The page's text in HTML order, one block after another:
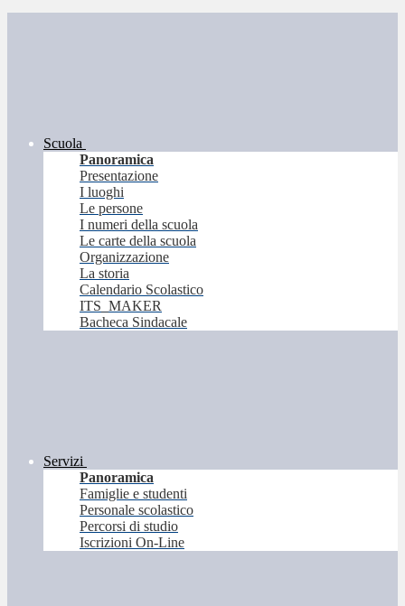
Scuola
Panoramica
Presentazione
I luoghi
Le persone
I numeri della scuola
Le carte della scuola
Organizzazione
La storia
Calendario Scolastico
ITS_MAKER
Bacheca Sindacale
Servizi
Panoramica
Famiglie e studenti
Personale scolastico
Percorsi di studio
Iscrizioni On-Line